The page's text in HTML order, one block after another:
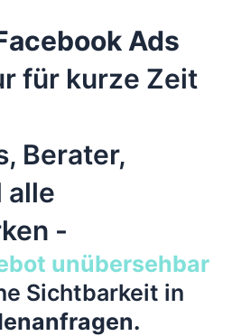
Ads
für kurze Zeit
Berater,
alle
-
unübersehbar
Sichtbarkeit in